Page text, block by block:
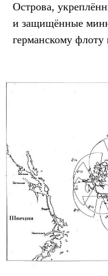
Острова,
и защищённые
германскому флоту